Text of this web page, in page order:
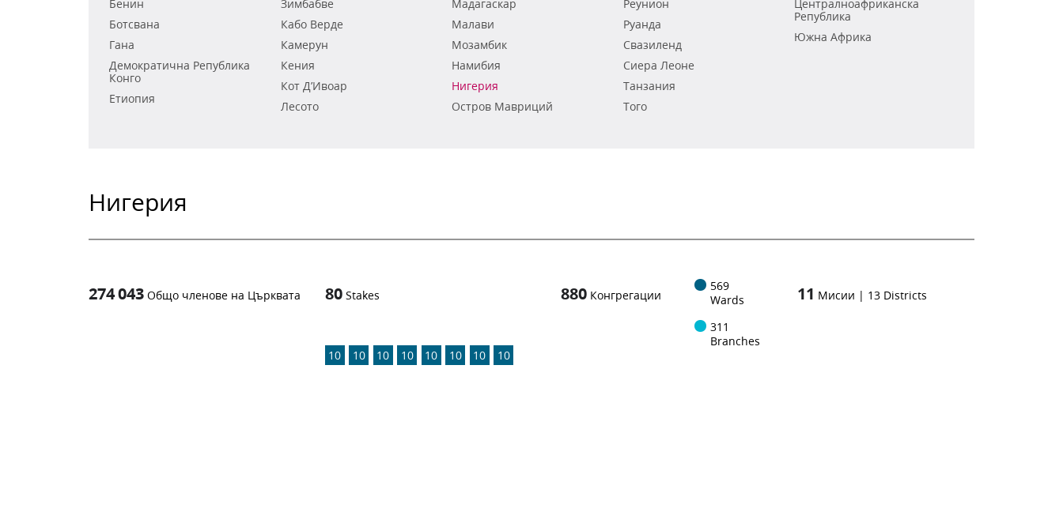
Бенин
Ботсвана
Гана
Демократична Република
Конго
Етиопия
Зимбабве
Кабо Верде
Камерун
Кения
Кот Д’Ивоар
Лесото
Мадагаскар
Малави
Мозамбик
Намибия
Нигерия
Остров Мавриций
Реунион
Руанда
Свазиленд
Сиера Леоне
Танзания
Того
Централноафриканска
Република
Южна Африка
Нигерия
274 043 Общо членове на Църквата 80 Stakes
10 10 10 10 10 10 10 10
880 Конгрегации
569
Wards
311
Branches
11 Мисии | 13 Districts